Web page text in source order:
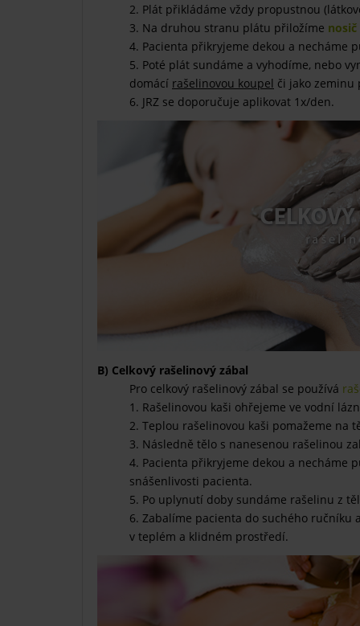
2. Plát přikládáme vždy propustnou
3. Na druhou stranu plátu přiložíme
4. Pacienta přikryjeme dekou a necháme
5. Poté plát sundáme a vyhodíme, nebo
domácí rašelinovou koupel či jako zeminu
6. JRZ se doporučuje aplikovat 1x/den.
B) Celkový rašelinový zábal
Pro celkový rašelinový zábal se používá
1. Rašelinovou kaši ohřejeme ve vodní
2. Teplou rašelinovou kaši pomažeme na
3. Následně tělo s nanesenou rašelinou
4. Pacienta přikryjeme dekou a necháme
snášenlivosti pacienta.
5. Po uplynutí doby sundáme rašelinu z
6. Zabalíme pacienta do suchého ručníku
v teplém a klidném prostředí.